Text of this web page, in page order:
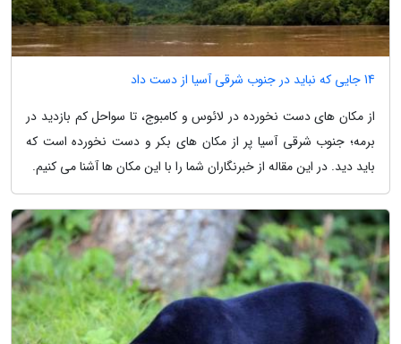
14 جایی که نباید در جنوب شرقی آسیا از دست داد
از مکان های دست نخورده در لائوس و کامبوج، تا سواحل کم بازدید در
برمه؛ جنوب شرقی آسیا پر از مکان های بکر و دست نخورده است که
باید دید. در این مقاله از خبرنگاران شما را با این مکان ها آشنا می کنیم.